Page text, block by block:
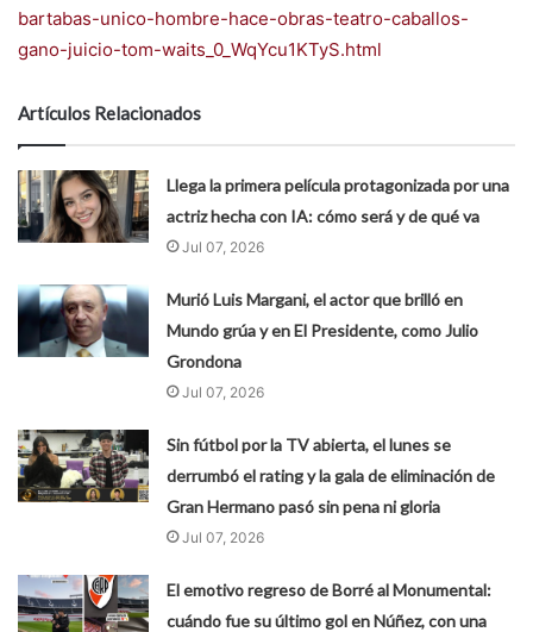
bartabas-unico-hombre-hace-obras-teatro-caballos-
gano-juicio-tom-waits_0_WqYcu1KTyS.html
Artículos Relacionados
Llega la primera película protagonizada por una
actriz hecha con IA: cómo será y de qué va
Jul 07, 2026
Murió Luis Margani, el actor que brilló en
Mundo grúa y en El Presidente, como Julio
Grondona
Jul 07, 2026
Sin fútbol por la TV abierta, el lunes se
derrumbó el rating y la gala de eliminación de
Gran Hermano pasó sin pena ni gloria
Jul 07, 2026
El emotivo regreso de Borré al Monumental:
cuándo fue su último gol en Núñez, con una